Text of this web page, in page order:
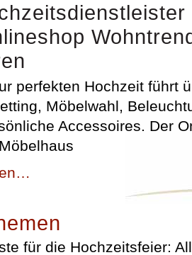
perfekten Hochzeit führt
Möbelwahl,
Accessoires. Der
für die Hochzeitsfeier: